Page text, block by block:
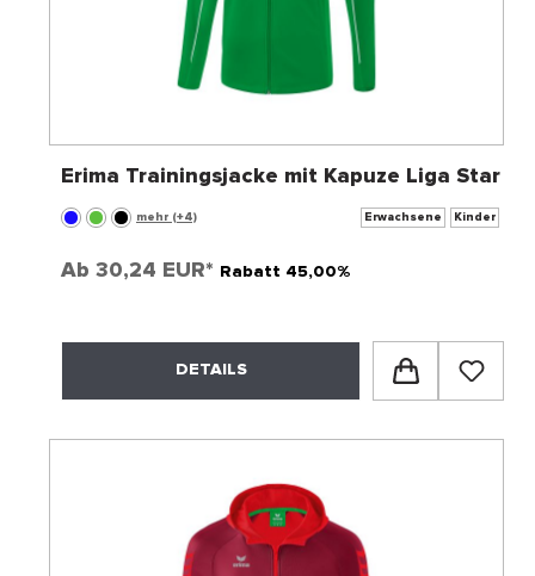
Erima Trainingsjacke mit Kapuze Liga Star
mehr (+4) Erwachsene Kinder
Ab 30,24 EUR* Rabatt 45,00%
DETAILS